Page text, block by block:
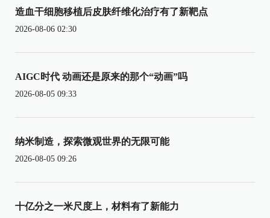
造血干细胞移植后皮肤纤维化治疗有了新靶点
2026-08-06 02:30
AIGC时代 动画还是原来的那个“动画”吗
2026-08-05 09:33
纳米制造，探索微观世界的无限可能
2026-08-05 09:26
十亿分之一米尺度上，材料有了新能力